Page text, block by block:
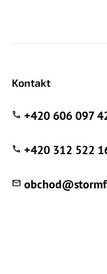
Kontakt
obchod@
+420 606 097
+420 312 522